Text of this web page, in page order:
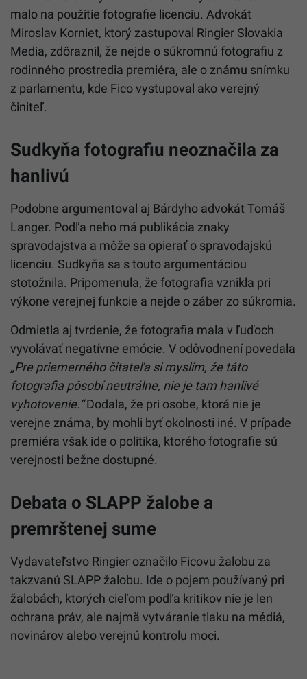
malo na použitie fotografie licenciu. Advokát
Miroslav Korniet, ktorý zastupoval Ringier Slovakia
Media, zdôraznil, že nejde o súkromnú fotografiu z
rodinného prostredia premiéra, ale o známu snímku
z parlamentu, kde Fico vystupoval ako verejný
činiteľ.
Sudkyňa fotografiu neoznačila za
hanlivú
Podobne argumentoval aj Bárdyho advokát Tomáš
Langer. Podľa neho má publikácia znaky
spravodajstva a môže sa opierať o spravodajskú
licenciu. Sudkyňa sa s touto argumentáciou
stotožnila. Pripomenula, že fotografia vznikla pri
výkone verejnej funkcie a nejde o záber zo súkromia.
Odmietla aj tvrdenie, že fotografia mala v ľuďoch
vyvolávať negatívne emócie. V odôvodnení povedala
„Pre priemerného čitateľa si myslím, že táto
fotografia pôsobí neutrálne, nie je tam hanlivé
vyhotovenie.“Dodala, že pri osobe, ktorá nie je
verejne známa, by mohli byť okolnosti iné. V prípade
premiéra však ide o politika, ktorého fotografie sú
verejnosti bežne dostupné.
Debata o SLAPP žalobe a
premrštenej sume
Vydavateľstvo Ringier označilo Ficovu žalobu za
takzvanú SLAPP žalobu. Ide o pojem používaný pri
žalobách, ktorých cieľom podľa kritikov nie je len
ochrana práv, ale najmä vytváranie tlaku na médiá,
novinárov alebo verejnú kontrolu moci.